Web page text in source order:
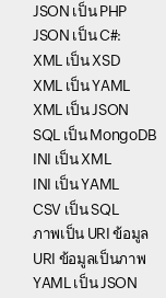
JSON เป็น PHP
JSON เป็น C#:
XML เป็น XSD
XML เป็น YAML
XML เป็น JSON
SQL เป็น MongoDB
INI เป็น XML
INI เป็น YAML
CSV เป็น SQL
ภาพเป็น URI ข้อมูล
URI ข้อมูลเป็นภาพ
YAML เป็น JSON